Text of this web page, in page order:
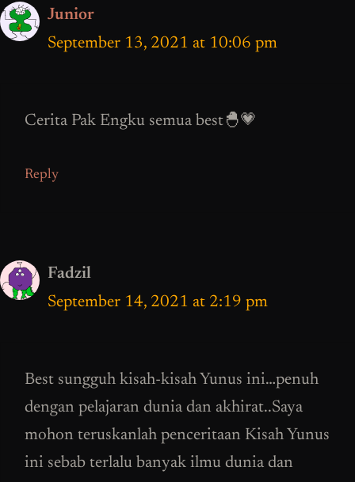
Junior
September 13, 2021 at 10:06 pm
Cerita Pak Engku semua best🐣💗
Reply
Fadzil
September 14, 2021 at 2:19 pm
Best sungguh kisah-kisah Yunus ini…penuh
dengan pelajaran dunia dan akhirat..Saya
mohon teruskanlah penceritaan Kisah Yunus
ini sebab terlalu banyak ilmu dunia dan